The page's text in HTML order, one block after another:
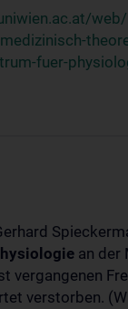
fuer-
an der
vergangenen
verstorben.